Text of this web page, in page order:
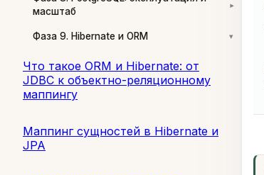
масштаб
▾
Фаза 9. Hibernate и ORM ▾
Что такое ORM и Hibernate: от
JDBC к объектно-реляционному
маппингу
Маппинг сущностей в Hibernate и
JPA